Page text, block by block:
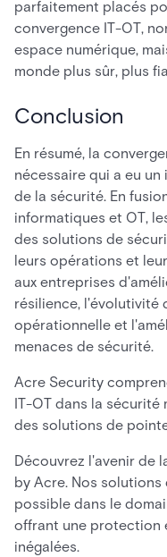
parfaitement placés
convergence IT-OT,
espace numérique,
monde plus sûr, plus
Conclusion
En résumé, la
nécessaire qui a eu
de la sécurité. En
informatiques et OT,
des solutions de
leurs opérations et
aux entreprises
résilience, l'évolutivité
opérationnelle et
menaces de sécurité.
Acre Security
IT-OT dans la sécurité
des solutions de
Découvrez l'avenir de
by Acre. Nos
possible dans le
offrant une protection
inégalées.